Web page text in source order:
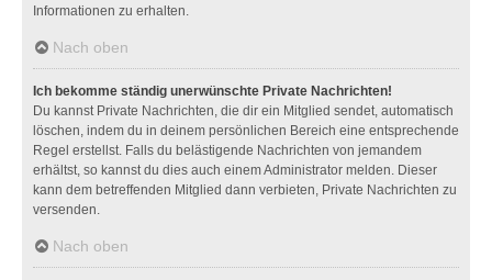
Informationen zu erhalten.
Nach oben
Ich bekomme ständig unerwünschte Private Nachrichten!
Du kannst Private Nachrichten, die dir ein Mitglied sendet, automatisch
löschen, indem du in deinem persönlichen Bereich eine entsprechende
Regel erstellst. Falls du belästigende Nachrichten von jemandem
erhältst, so kannst du dies auch einem Administrator melden. Dieser
kann dem betreffenden Mitglied dann verbieten, Private Nachrichten zu
versenden.
Nach oben